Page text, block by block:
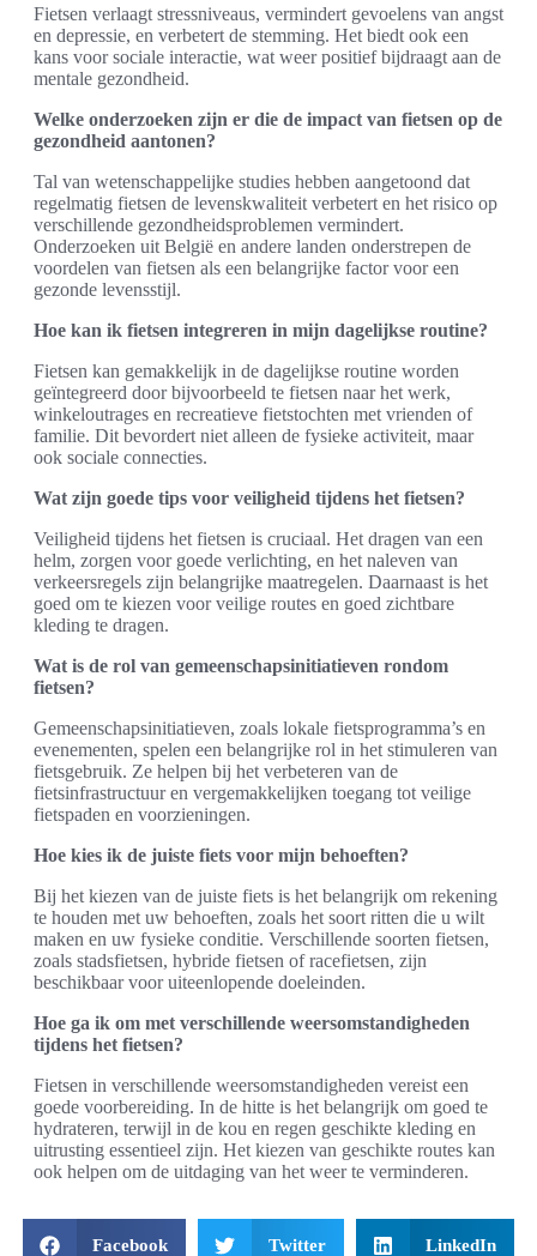
Fietsen verlaagt stressniveaus, vermindert gevoelens van angst
en depressie, en verbetert de stemming. Het biedt ook een
kans voor sociale interactie, wat weer positief bijdraagt aan de
mentale gezondheid.
Welke onderzoeken zijn er die de impact van fietsen op de
gezondheid aantonen?
Tal van wetenschappelijke studies hebben aangetoond dat
regelmatig fietsen de levenskwaliteit verbetert en het risico op
verschillende gezondheidsproblemen vermindert.
Onderzoeken uit België en andere landen onderstrepen de
voordelen van fietsen als een belangrijke factor voor een
gezonde levensstijl.
Hoe kan ik fietsen integreren in mijn dagelijkse routine?
Fietsen kan gemakkelijk in de dagelijkse routine worden
geïntegreerd door bijvoorbeeld te fietsen naar het werk,
winkeloutrages en recreatieve fietstochten met vrienden of
familie. Dit bevordert niet alleen de fysieke activiteit, maar
ook sociale connecties.
Wat zijn goede tips voor veiligheid tijdens het fietsen?
Veiligheid tijdens het fietsen is cruciaal. Het dragen van een
helm, zorgen voor goede verlichting, en het naleven van
verkeersregels zijn belangrijke maatregelen. Daarnaast is het
goed om te kiezen voor veilige routes en goed zichtbare
kleding te dragen.
Wat is de rol van gemeenschapsinitiatieven rondom
fietsen?
Gemeenschapsinitiatieven, zoals lokale fietsprogramma’s en
evenementen, spelen een belangrijke rol in het stimuleren van
fietsgebruik. Ze helpen bij het verbeteren van de
fietsinfrastructuur en vergemakkelijken toegang tot veilige
fietspaden en voorzieningen.
Hoe kies ik de juiste fiets voor mijn behoeften?
Bij het kiezen van de juiste fiets is het belangrijk om rekening
te houden met uw behoeften, zoals het soort ritten die u wilt
maken en uw fysieke conditie. Verschillende soorten fietsen,
zoals stadsfietsen, hybride fietsen of racefietsen, zijn
beschikbaar voor uiteenlopende doeleinden.
Hoe ga ik om met verschillende weersomstandigheden
tijdens het fietsen?
Fietsen in verschillende weersomstandigheden vereist een
goede voorbereiding. In de hitte is het belangrijk om goed te
hydrateren, terwijl in de kou en regen geschikte kleding en
uitrusting essentieel zijn. Het kiezen van geschikte routes kan
ook helpen om de uitdaging van het weer te verminderen.
Facebook Twitter LinkedIn